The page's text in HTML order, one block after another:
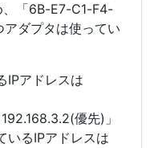
、「6B-E7-C1-F4-
ダプタは使ってい
IPアドレスは
優先)」
いるIPアドレスは